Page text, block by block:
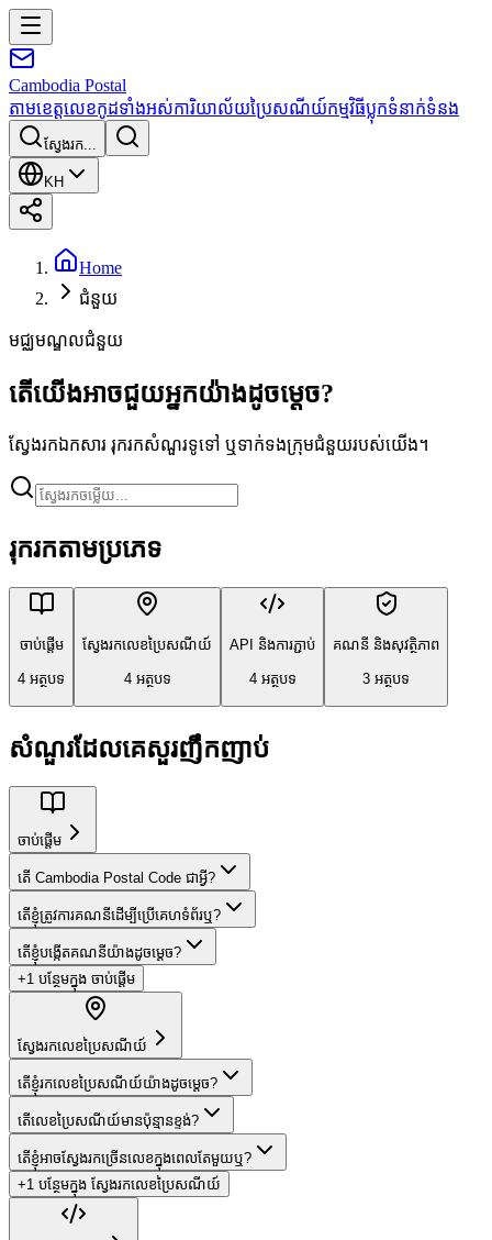
Cambodia Postal
តាមខេត្តលេខកូដទាំងអស់ការិយាល័យប្រៃសណីយ៍កម្មវិធីប្លុកទំនាក់ទំនង
ស្វែងរក...
KH
Home
ជំនួយ
មជ្ឈមណ្ឌលជំនួយ
តើយើងអាចជួយអ្នកយ៉ាងដូចម្តេច?
ស្វែងរកឯកសារ រុករកសំណួរទូទៅ ឬទាក់ទងក្រុមជំនួយរបស់យើង។
រុករកតាមប្រភេទ
ចាប់ផ្តើម
4 អត្ថបទ
ស្វែងរកលេខប្រៃសណីយ៍
4 អត្ថបទ
API និងការភ្ជាប់
4 អត្ថបទ
គណនី និងសុវត្ថិភាព
3 អត្ថបទ
សំណួរដែលគេសួរញឹកញាប់
ចាប់ផ្តើម
តើ Cambodia Postal Code ជាអ្វី?
តើខ្ញុំត្រូវការគណនីដើម្បីប្រើគេហទំព័រឬ?
តើខ្ញុំបង្កើតគណនីយ៉ាងដូចម្តេច?
+1 បន្ថែមក្នុង ចាប់ផ្តើម
ស្វែងរកលេខប្រៃសណីយ៍
តើខ្ញុំរកលេខប្រៃសណីយ៍យ៉ាងដូចម្តេច?
តើលេខប្រៃសណីយ៍មានប៉ុន្មានខ្ទង់?
តើខ្ញុំអាចស្វែងរកច្រើនលេខក្នុងពេលតែមួយឬ?
+1 បន្ថែមក្នុង ស្វែងរកលេខប្រៃសណីយ៍